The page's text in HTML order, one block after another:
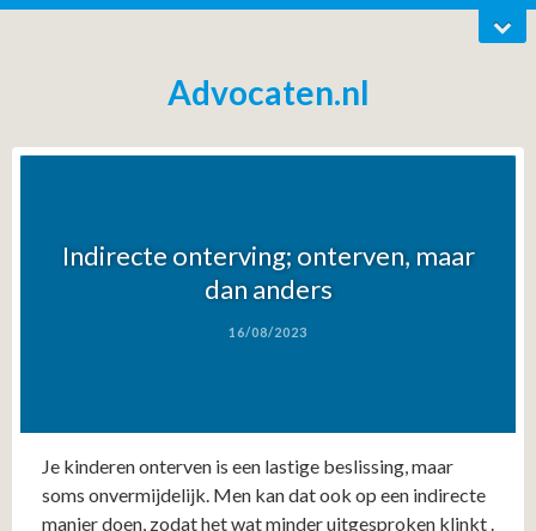
Advocaten.nl
Indirecte onterving; onterven, maar
dan anders
16/08/2023
Je kinderen onterven is een lastige beslissing, maar
soms onvermijdelijk. Men kan dat ook op een indirecte
manier doen, zodat het wat minder uitgesproken klinkt .